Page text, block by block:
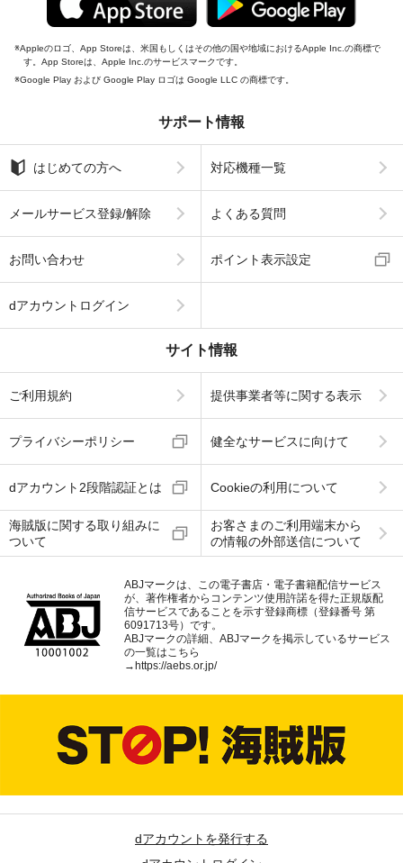
Appleのロゴ、App Storeは、米国もしくはその他の国や地域におけるApple Inc.の商標で
す。App Storeは、Apple Inc.のサービスマークです。
Google Play および Google Play ロゴは Google LLC の商標です。
サポート情報
はじめての方へ 対応機種一覧
メールサービス登録/解除 よくある質問
お問い合わせ ポイント表示設定
dアカウントログイン
サイト情報
ご利用規約 提供事業者等に関する表示
プライバシーポリシー 健全なサービスに向けて
dアカウント2段階認証とは Cookieの利用について
海賊版に関する取り組みに
ついて
お客さまのご利用端末から
の情報の外部送信について
ABJマークは、この電子書店・電子書籍配信サービス
が、著作権者からコンテンツ使用許諾を得た正規版配
信サービスであることを示す登録商標（登録番号 第
6091713号）です。
ABJマークの詳細、ABJマークを掲示しているサービス
の一覧はこちら
→https://aebs.or.jp/
dアカウントを発行する